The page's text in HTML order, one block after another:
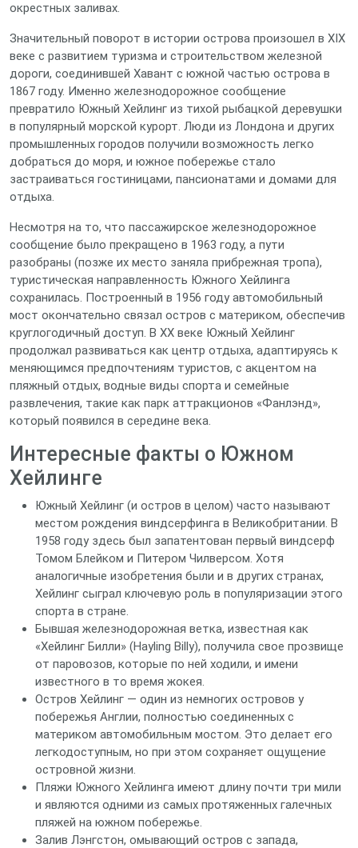
окрестных заливах.
Значительный поворот в истории острова произошел в XIX
веке с развитием туризма и строительством железной
дороги, соединившей Хавант с южной частью острова в
1867 году. Именно железнодорожное сообщение
превратило Южный Хейлинг из тихой рыбацкой деревушки
в популярный морской курорт. Люди из Лондона и других
промышленных городов получили возможность легко
добраться до моря, и южное побережье стало
застраиваться гостиницами, пансионатами и домами для
отдыха.
Несмотря на то, что пассажирское железнодорожное
сообщение было прекращено в 1963 году, а пути
разобраны (позже их место заняла прибрежная тропа),
туристическая направленность Южного Хейлинга
сохранилась. Построенный в 1956 году автомобильный
мост окончательно связал остров с материком, обеспечив
круглогодичный доступ. В XX веке Южный Хейлинг
продолжал развиваться как центр отдыха, адаптируясь к
меняющимся предпочтениям туристов, с акцентом на
пляжный отдых, водные виды спорта и семейные
развлечения, такие как парк аттракционов «Фанлэнд»,
который появился в середине века.
Интересные факты о Южном
Хейлинге
Южный Хейлинг (и остров в целом) часто называют
местом рождения виндсерфинга в Великобритании. В
1958 году здесь был запатентован первый виндсерф
Томом Блейком и Питером Чилверсом. Хотя
аналогичные изобретения были и в других странах,
Хейлинг сыграл ключевую роль в популяризации этого
спорта в стране.
Бывшая железнодорожная ветка, известная как
«Хейлинг Билли» (Hayling Billy), получила свое прозвище
от паровозов, которые по ней ходили, и имени
известного в то время жокея.
Остров Хейлинг — один из немногих островов у
побережья Англии, полностью соединенных с
материком автомобильным мостом. Это делает его
легкодоступным, но при этом сохраняет ощущение
островной жизни.
Пляжи Южного Хейлинга имеют длину почти три мили
и являются одними из самых протяженных галечных
пляжей на южном побережье.
Залив Лэнгстон, омывающий остров с запада,